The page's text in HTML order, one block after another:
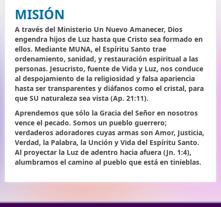
MISIÓN
A través del Ministerio Un Nuevo Amanecer, Dios
engendra hijos de Luz hasta que Cristo sea formado en
ellos. Mediante MUNA, el Espíritu Santo trae
ordenamiento, sanidad, y restauración espiritual a las
personas. Jesucristo, fuente de Vida y Luz, nos conduce
al despojamiento de la religiosidad y falsa apariencia
hasta ser transparentes y diáfanos como el cristal, para
que SU naturaleza sea vista (Ap. 21:11).
Aprendemos que sólo la Gracia del Señor en nosotros
vence el pecado. Somos un pueblo guerrero;
verdaderos adoradores cuyas armas son Amor, Justicia,
Verdad, la Palabra, la Unción y Vida del Espíritu Santo.
Al proyectar la Luz de adentro hacia afuera (Jn. 1:4),
alumbramos el camino al pueblo que está en tinieblas.